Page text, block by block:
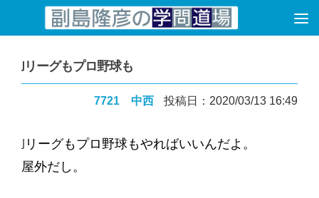
コンテンツへスキップ
Jリーグもプロ野球も
7721 中西 投稿日：2020/03/13 16:49
Jリーグもプロ野球もやればいいんだよ。
屋外だし。